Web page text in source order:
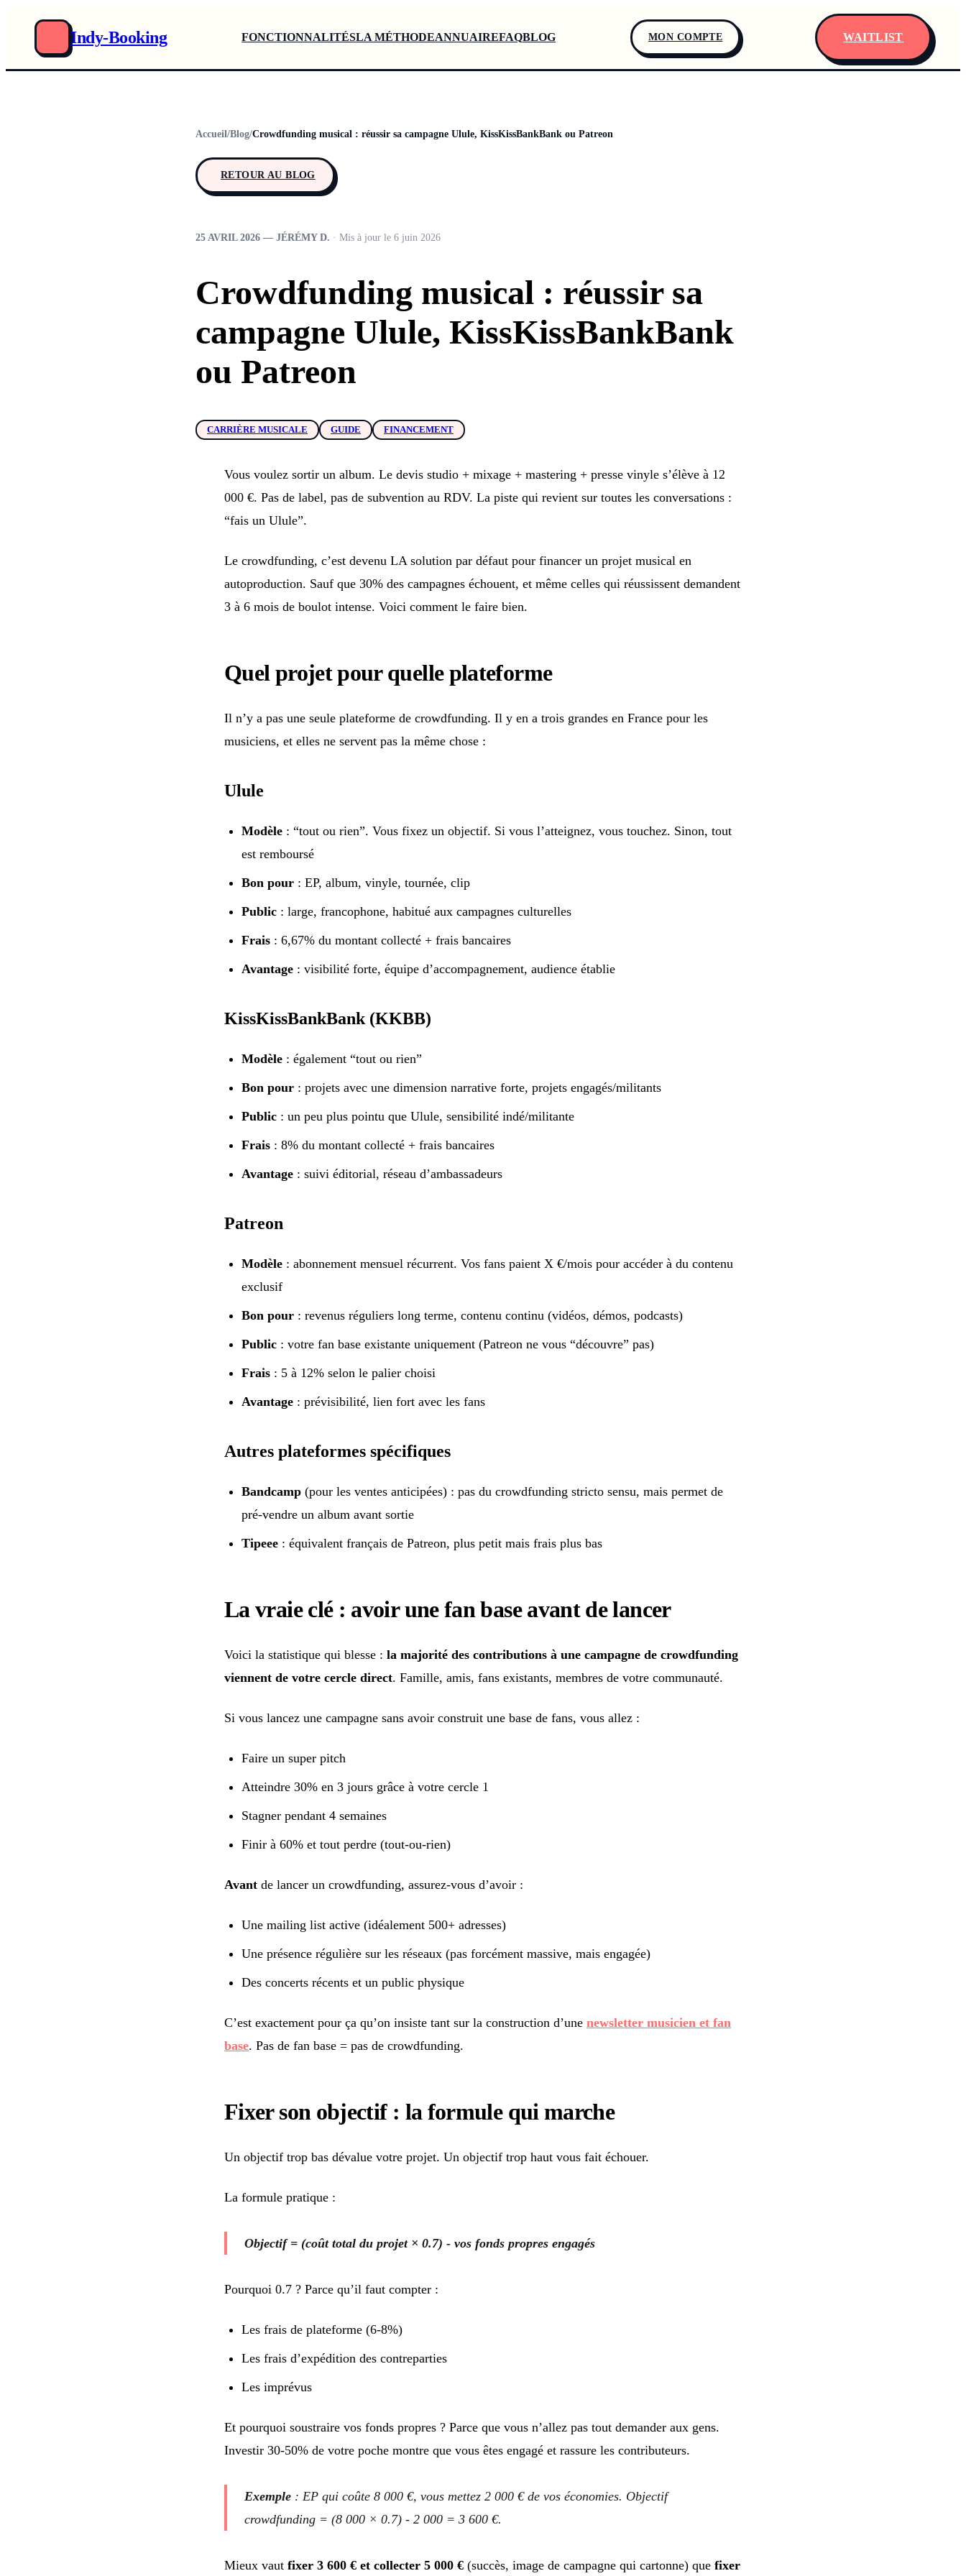
Indy-Booking FONCTIONNALITÉSLA MÉTHODEANNUAIREFAQBLOG MON COMPTE WAITLIST
Accueil/Blog/Crowdfunding musical : réussir sa campagne Ulule, KissKissBankBank ou Patreon
RETOUR AU BLOG
25 AVRIL 2026 — JÉRÉMY D. · Mis à jour le 6 juin 2026
Crowdfunding musical : réussir sa
campagne Ulule, KissKissBankBank
ou Patreon
CARRIÈRE MUSICALE GUIDE FINANCEMENT
Vous voulez sortir un album. Le devis studio + mixage + mastering + presse vinyle s’élève à 12
000 €. Pas de label, pas de subvention au RDV. La piste qui revient sur toutes les conversations :
“fais un Ulule”.
Le crowdfunding, c’est devenu LA solution par défaut pour financer un projet musical en
autoproduction. Sauf que 30% des campagnes échouent, et même celles qui réussissent demandent
3 à 6 mois de boulot intense. Voici comment le faire bien.
Quel projet pour quelle plateforme
Il n’y a pas une seule plateforme de crowdfunding. Il y en a trois grandes en France pour les
musiciens, et elles ne servent pas la même chose :
Ulule
Modèle : “tout ou rien”. Vous fixez un objectif. Si vous l’atteignez, vous touchez. Sinon, tout
est remboursé
Bon pour : EP, album, vinyle, tournée, clip
Public : large, francophone, habitué aux campagnes culturelles
Frais : 6,67% du montant collecté + frais bancaires
Avantage : visibilité forte, équipe d’accompagnement, audience établie
KissKissBankBank (KKBB)
Modèle : également “tout ou rien”
Bon pour : projets avec une dimension narrative forte, projets engagés/militants
Public : un peu plus pointu que Ulule, sensibilité indé/militante
Frais : 8% du montant collecté + frais bancaires
Avantage : suivi éditorial, réseau d’ambassadeurs
Patreon
Modèle : abonnement mensuel récurrent. Vos fans paient X €/mois pour accéder à du contenu
exclusif
Bon pour : revenus réguliers long terme, contenu continu (vidéos, démos, podcasts)
Public : votre fan base existante uniquement (Patreon ne vous “découvre” pas)
Frais : 5 à 12% selon le palier choisi
Avantage : prévisibilité, lien fort avec les fans
Autres plateformes spécifiques
Bandcamp (pour les ventes anticipées) : pas du crowdfunding stricto sensu, mais permet de
pré-vendre un album avant sortie
Tipeee : équivalent français de Patreon, plus petit mais frais plus bas
La vraie clé : avoir une fan base avant de lancer
Voici la statistique qui blesse : la majorité des contributions à une campagne de crowdfunding
viennent de votre cercle direct. Famille, amis, fans existants, membres de votre communauté.
Si vous lancez une campagne sans avoir construit une base de fans, vous allez :
Faire un super pitch
Atteindre 30% en 3 jours grâce à votre cercle 1
Stagner pendant 4 semaines
Finir à 60% et tout perdre (tout-ou-rien)
Avant de lancer un crowdfunding, assurez-vous d’avoir :
Une mailing list active (idéalement 500+ adresses)
Une présence régulière sur les réseaux (pas forcément massive, mais engagée)
Des concerts récents et un public physique
C’est exactement pour ça qu’on insiste tant sur la construction d’une newsletter musicien et fan
base. Pas de fan base = pas de crowdfunding.
Fixer son objectif : la formule qui marche
Un objectif trop bas dévalue votre projet. Un objectif trop haut vous fait échouer.
La formule pratique :
Objectif = (coût total du projet × 0.7) - vos fonds propres engagés
Pourquoi 0.7 ? Parce qu’il faut compter :
Les frais de plateforme (6-8%)
Les frais d’expédition des contreparties
Les imprévus
Et pourquoi soustraire vos fonds propres ? Parce que vous n’allez pas tout demander aux gens.
Investir 30-50% de votre poche montre que vous êtes engagé et rassure les contributeurs.
Exemple : EP qui coûte 8 000 €, vous mettez 2 000 € de vos économies. Objectif
crowdfunding = (8 000 × 0.7) - 2 000 = 3 600 €.
Mieux vaut fixer 3 600 € et collecter 5 000 € (succès, image de campagne qui cartonne) que fixer